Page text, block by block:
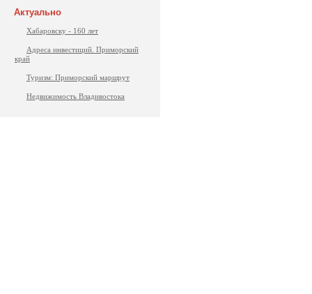
Актуально
Хабаровску - 160 лет
Адреса инвестиций. Приморский
край
Туризм: Приморский маршрут
Недвижимость Владивостока